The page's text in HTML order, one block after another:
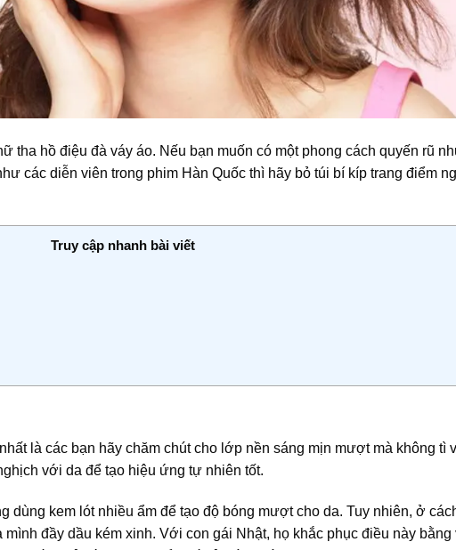
tha hồ điệu đà váy áo. Nếu bạn muốn có một phong cách quyến rũ
các diễn viên trong phim Hàn Quốc thì hãy bỏ túi bí kíp trang điểm
Truy cập nhanh bài viết
là các bạn hãy chăm chút cho lớp nền sáng mịn mượt mà không tì
với da để tạo hiệu ứng tự nhiên tốt.
kem lót nhiều ẩm để tạo độ bóng mượt cho da. Tuy nhiên, ở
mình đầy dầu kém xinh. Với con gái Nhật, họ khắc phục điều này bằng